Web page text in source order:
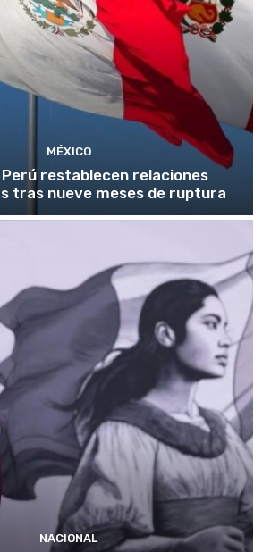
MÉXICO
restablecen relaciones
tras nueve meses de ruptura
NACIONAL